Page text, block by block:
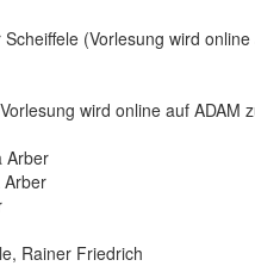
(Vorlesung wird
wird online auf
Arber
Arber
Rainer Friedrich